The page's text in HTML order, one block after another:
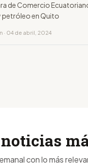
de Comercio
petróleo en Quito
· 04 de abril, 2024
con lo más